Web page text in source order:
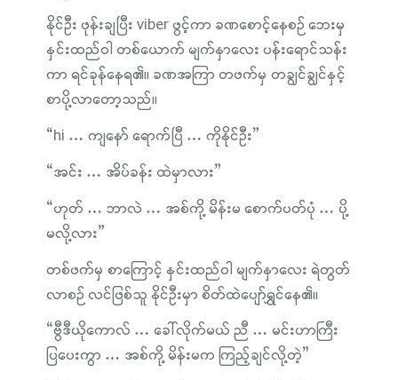
နိုင်ဦး ဖုန်းချပြီး viber ဖွင့်ကာ ခဏစောင့်နေစဉ် ဘေးမှ
နှင်းထည်ဝါ တစ်ယောက် မျက်နှာလေး ပန်းရောင်သန်း
ကာ ရင်ခုန်နေရ၏။ ခဏအကြာ တဖက်မှ တချွင်ချွင်နှင့်
စာပို့လာတော့သည်။
“hi … ကျနော် ရောက်ပြီ … ကိုနိုင်ဦး”
“အင်း … အိပ်ခန်း ထဲမှာလား”
“ဟုတ် … ဘာလဲ … အစ်ကို့ မိန်းမ စောက်ပတ်ပုံ … ပို့
မလို့လား”
တစ်ဖက်မှ စာကြောင့် နှင်းထည်ဝါ မျက်နှာလေး ရဲတွတ်
လာစဉ် လင်ဖြစ်သူ နိုင်ဦးမှာ စိတ်ထဲပျော်ရွှင်နေ၏။
“ဗွီဒီယိုကောလ် … ခေါ်လိုက်မယ် ညီ … မင်းဟာကြီး
ပြပေးကွာ … အစ်ကို့ မိန်းမက ကြည့်ချင်လို့တဲ့”